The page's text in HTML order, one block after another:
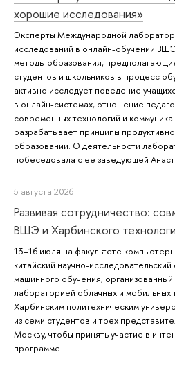
хорошие исследования»
Эксперты Международной
исследований в онлайн-обучении
методы образования,
студентов и школьников в процесс
активно исследует поведение
в онлайн-системах, отношение
современных технологий и
разрабатывает принципы
образовании. О деятельности
побеседовала с ее заведующей
5 августа 2026
Развивая сотрудничество:
ВШЭ и Харбинского
13–16 июля на факультете
китайский научно-
машинного обучения,
лабораторией облачных и мобильных
Харбинским политехническим
из семи студентов и трех
Москву, чтобы принять участие в
программе.